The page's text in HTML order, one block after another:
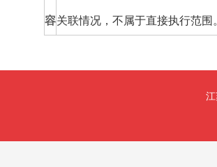
容关联情况，不属于直接执行范围